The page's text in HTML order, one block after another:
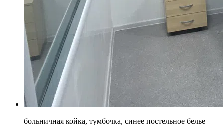
больничная койка, тумбочка, синее постельное белье